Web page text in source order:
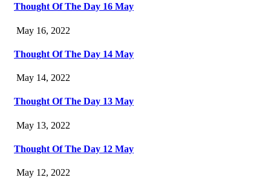
Thought Of The Day 16 May
May 16, 2022
Thought Of The Day 14 May
May 14, 2022
Thought Of The Day 13 May
May 13, 2022
Thought Of The Day 12 May
May 12, 2022